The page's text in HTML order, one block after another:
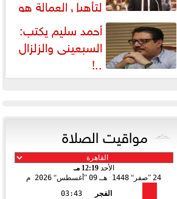
لتأهيل العمالة هو
البديل العملي والأمثل لأزمات...
أحمد سليم يكتب:
السبعينى والزلزال
..!
مواقيت الصلاة
الأحد12:19 مـ
24 صفر 1448 هـ 09 أغسطس 2026 م
الفجر
03:43